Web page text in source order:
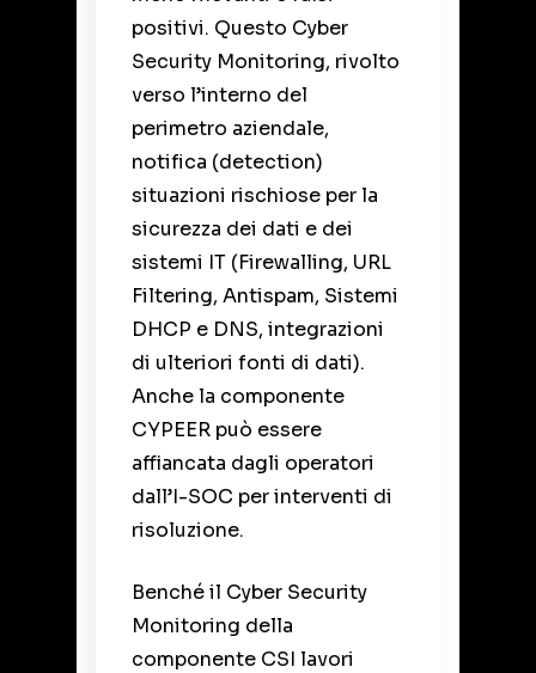
positivi. Questo Cyber
Security Monitoring, rivolto
verso l’interno del
perimetro aziendale,
notifica (detection)
situazioni rischiose per la
sicurezza dei dati e dei
sistemi IT (Firewalling, URL
Filtering, Antispam, Sistemi
DHCP e DNS, integrazioni
di ulteriori fonti di dati).
Anche la componente
CYPEER può essere
affiancata dagli operatori
dall’I-SOC per interventi di
risoluzione.
Benché il Cyber Security
Monitoring della
componente CSI lavori